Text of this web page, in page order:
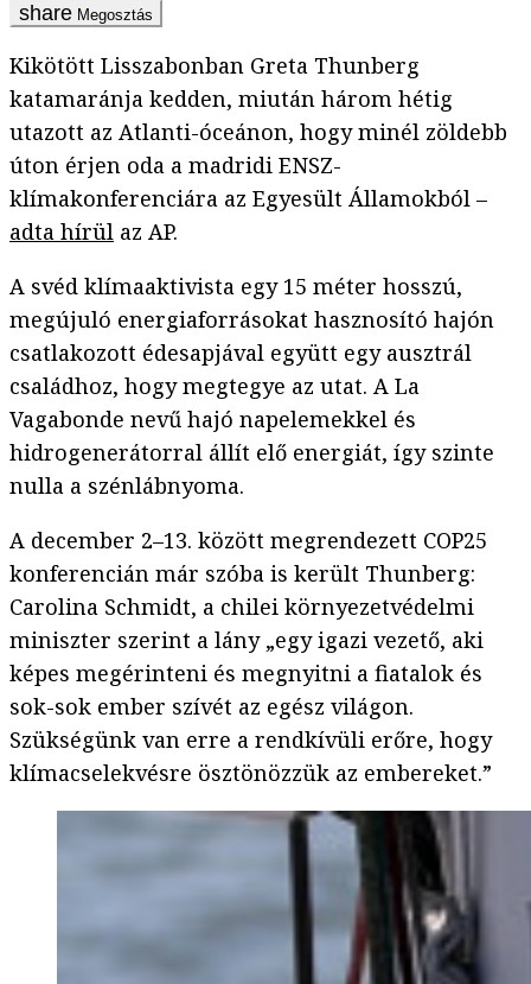
Megosztás
Kikötött Lisszabonban Greta Thunberg
katamaránja kedden, miután három hétig
utazott az Atlanti-óceánon, hogy minél zöldebb
úton érjen oda a madridi ENSZ-
klímakonferenciára az Egyesült Államokból –
adta hírül az AP.
A svéd klímaaktivista egy 15 méter hosszú,
megújuló energiaforrásokat hasznosító hajón
csatlakozott édesapjával együtt egy ausztrál
családhoz, hogy megtegye az utat. A La
Vagabonde nevű hajó napelemekkel és
hidrogenerátorral állít elő energiát, így szinte
nulla a szénlábnyoma.
A december 2–13. között megrendezett COP25
konferencián már szóba is került Thunberg:
Carolina Schmidt, a chilei környezetvédelmi
miniszter szerint a lány „egy igazi vezető, aki
képes megérinteni és megnyitni a fiatalok és
sok-sok ember szívét az egész világon.
Szükségünk van erre a rendkívüli erőre, hogy
klímacselekvésre ösztönözzük az embereket.”